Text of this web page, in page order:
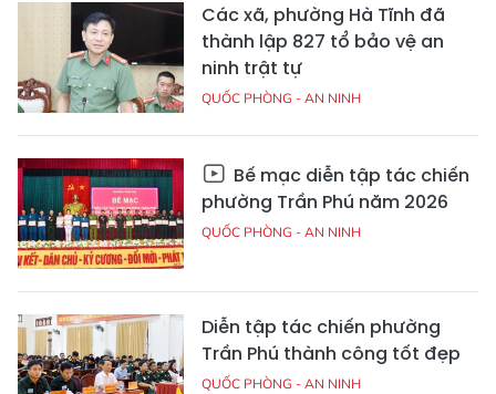
Các xã, phường Hà Tĩnh đã
thành lập 827 tổ bảo vệ an
ninh trật tự
QUỐC PHÒNG - AN NINH
Bế mạc diễn tập tác chiến
phường Trần Phú năm 2026
QUỐC PHÒNG - AN NINH
Diễn tập tác chiến phường
Trần Phú thành công tốt đẹp
QUỐC PHÒNG - AN NINH